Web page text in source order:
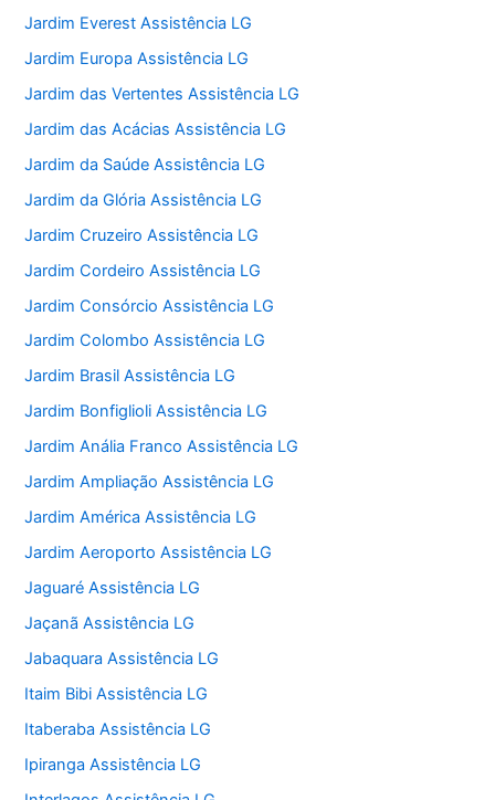
Jardim Everest Assistência LG
Jardim Europa Assistência LG
Jardim das Vertentes Assistência LG
Jardim das Acácias Assistência LG
Jardim da Saúde Assistência LG
Jardim da Glória Assistência LG
Jardim Cruzeiro Assistência LG
Jardim Cordeiro Assistência LG
Jardim Consórcio Assistência LG
Jardim Colombo Assistência LG
Jardim Brasil Assistência LG
Jardim Bonfiglioli Assistência LG
Jardim Anália Franco Assistência LG
Jardim Ampliação Assistência LG
Jardim América Assistência LG
Jardim Aeroporto Assistência LG
Jaguaré Assistência LG
Jaçanã Assistência LG
Jabaquara Assistência LG
Itaim Bibi Assistência LG
Itaberaba Assistência LG
Ipiranga Assistência LG